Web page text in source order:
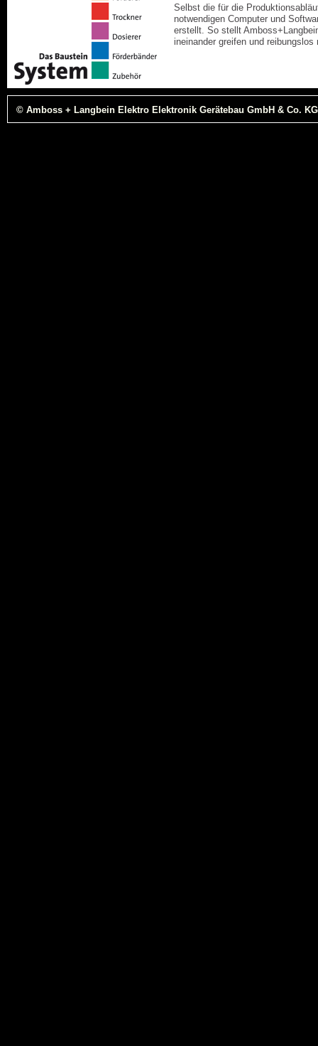
Selbst die für die
notwendigen Computer und
erstellt. So stellt
ineinander greifen und reibungslos
© Amboss + Langbein Elektro Elektronik Gerätebau GmbH & Co. KG